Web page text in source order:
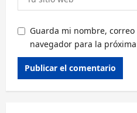
Guarda mi nombre,
navegador para la